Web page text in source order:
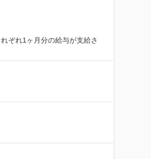
ぞれ1ヶ月分の給与が支給さ